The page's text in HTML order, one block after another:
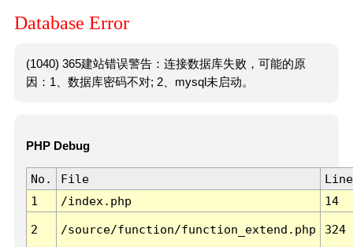
Database Error
(1040) 365建站错误警告：连接数据库失败，可能的原
因：1、数据库密码不对; 2、mysql未启动。
PHP Debug
No. File
Line
1
/index.php 14
2 /source/function/function_extend.php 324